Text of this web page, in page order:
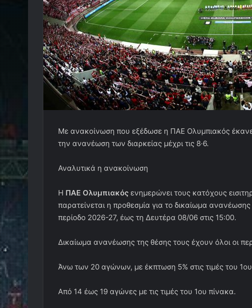
Με ανακοίνωση που εξέδωσε η ΠΑΕ Ολυμπιακός έκανε
την ανανέωση των διαρκείας μέχρι τις 8·6.
Αναλυτικά η ανακοίνωση
Η ΠΑΕ Ολυμπιακός ενημερώνει τους κατόχους
παρατείνεται η προθεσμία για το δικαίωμα
περίοδο 2026-27, έως τη Δευτέρα 08/06 στις 15:00.
Δικαίωμα ανανέωσης της θέσης τους έχουν όλοι οι
Άνω των 20 αγώνων, με έκπτωση 5% στις τιμές του
Από 14 έως 19 αγώνες με τις τιμές του 1ου πίνακα.